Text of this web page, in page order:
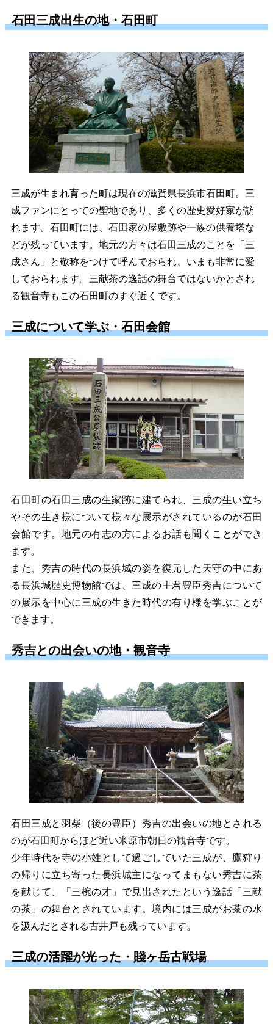
石田三成出生の地・石田町
三成が生まれ育った町は現在の滋賀県長浜市石田町。三
成ファンにとっての聖地であり、多くの歴史愛好家が訪
れます。石田町には、石田家の屋敷跡や一族の供養塔な
どが残っています。地元の方々は石田三成のことを「三
成さん」と敬称をつけて呼んでおられ、いまも非常に愛
しておられます。三献茶の逸話の舞台ではないかとされ
る観音寺もこの石田町のすぐ近くです。
三成について学ぶ・石田会館
石田町の石田三成の生家跡に建てられ、三成の生い立ち
やその生き様について様々な展示がされているのが石田
会館です。地元の有志の方によるお話も聞くことができ
ます。
また、秀吉の時代の長浜城の姿を復元した天守の中にあ
る長浜城歴史博物館では、三成の主君豊臣秀吉について
の展示を中心に三成の生きた時代の有り様を学ぶことが
できます。
秀吉との出会いの地・観音寺
石田三成と羽柴（後の豊臣）秀吉の出会いの地とされる
のが石田町からほど近い米原市朝日の観音寺です。
少年時代を寺の小姓として過ごしていた三成が、鷹狩り
の帰りに立ち寄った長浜城主になってまもない秀吉に茶
を献じて、「三椀の才」で見出されたという逸話「三献
の茶」の舞台とされています。境内には三成がお茶の水
を汲んだとされる古井戸も残っています。
三成の活躍が光った・賤ヶ岳古戦場